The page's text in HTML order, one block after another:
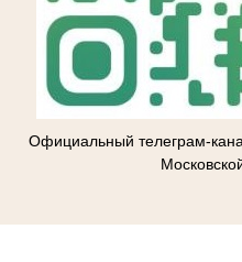
Официальный телеграм-